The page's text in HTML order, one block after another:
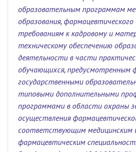
образовательным программам
образования, фармацевтического
требованиям к кадровому и
техническому обеспечению
деятельности в части
обучающихся, предусмотренным
государственными
типовыми дополнительными
программами в области охраны
осуществления
соответствующим медицинским
фармацевтическим